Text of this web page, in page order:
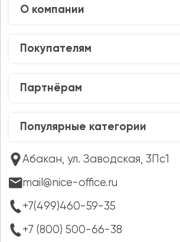
О компании
Покупателям
Партнёрам
Популярные категории
Абакан, ул. Заводская, 3Пс1
mail@nice-office.ru
+7(499)460-59-35
+7 (800) 500-66-38